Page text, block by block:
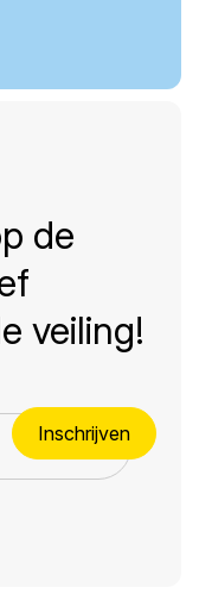
de
veiling!
Inschrijven